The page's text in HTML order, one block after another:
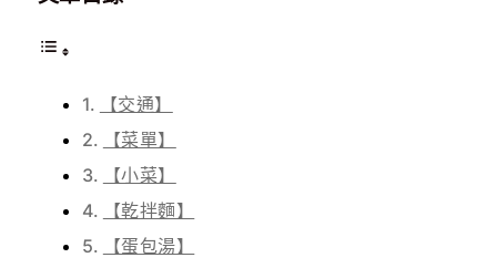
【交通】
【菜單】
【小菜】
【乾拌麵】
【蛋包湯】